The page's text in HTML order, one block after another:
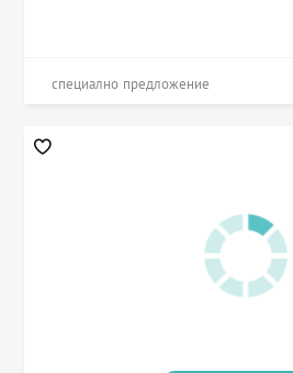
специално предложение